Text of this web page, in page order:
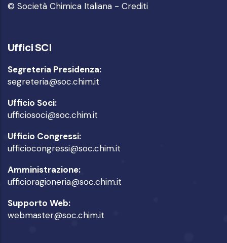
© Società Chimica Italiana - Crediti
Uffici SCI
Segreteria Presidenza:
segreteria@soc.chim.it
Ufficio Soci:
ufficiosoci@soc.chim.it
Ufficio Congressi:
ufficiocongressi@soc.chim.it
Amministrazione:
ufficioragioneria@soc.chim.it
Supporto Web:
webmaster@soc.chim.it